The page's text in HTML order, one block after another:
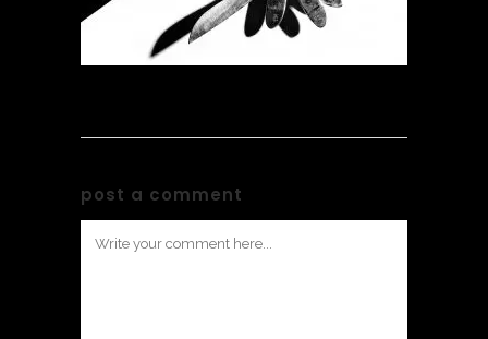
post a comment